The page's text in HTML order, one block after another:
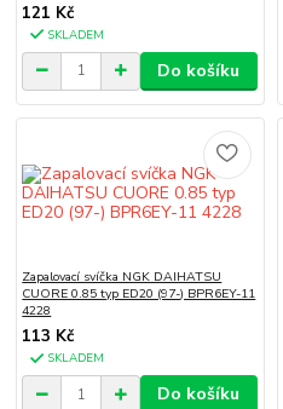
121 Kč
SKLADEM
Do košíku
Zapalovací svíčka NGK DAIHATSU
CUORE 0.85 typ ED20 (97-) BPR6EY-11
4228
113 Kč
SKLADEM
Do košíku